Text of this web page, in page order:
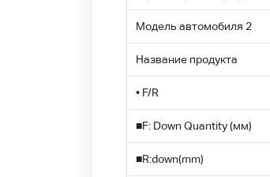
Модель автомобиля 2
Название продукта
• F/R
■F: Down Quantity (мм)
■R:down(mm)